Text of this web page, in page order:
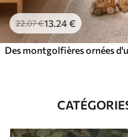
22.07€13.24€